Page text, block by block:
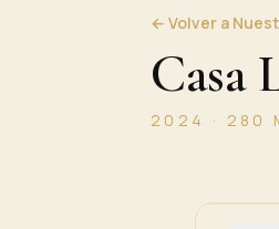
← Volver a
Casa
2024 · 280
Imagen